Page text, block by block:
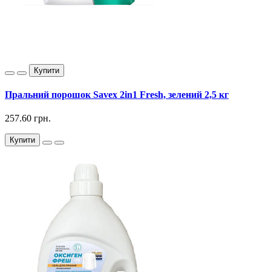
Купити
Пральний порошок Savex 2in1 Fresh, зелений 2,5 кг
257.60 грн.
Купити